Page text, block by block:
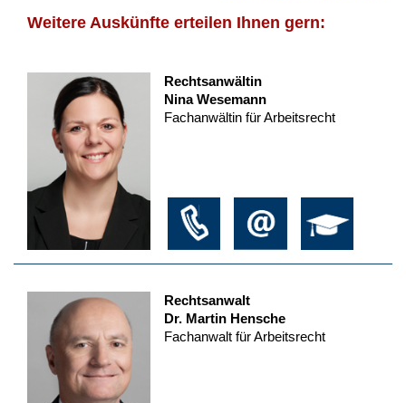
Weitere Auskünfte erteilen Ihnen gern:
Rechtsanwältin
Nina Wesemann
Fachanwältin für Arbeitsrecht
Rechtsanwalt
Dr. Martin Hensche
Fachanwalt für Arbeitsrecht